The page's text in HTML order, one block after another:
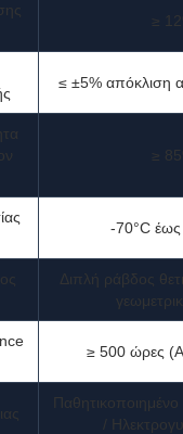
≥
≤ ±5% απόκλιση
≥
-70°C
Διπλή ράβδος
≥ 500 ώρες
/